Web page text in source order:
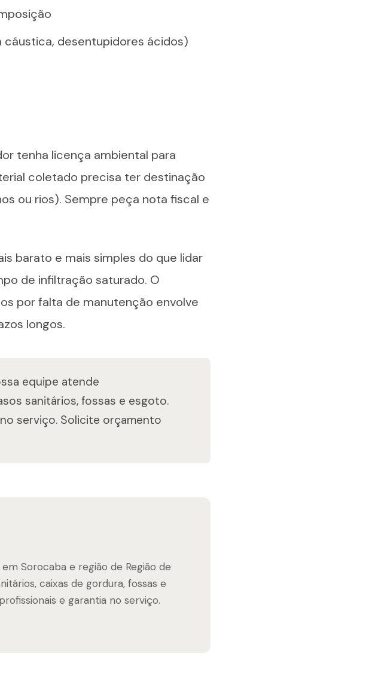
cáustica, desentupidores ácidos)
tenha licença ambiental para
coletado precisa ter destinação
ou rios). Sempre peça nota fiscal e
barato e mais simples do que lidar
de infiltração saturado. O
por falta de manutenção envolve
longos.
equipe atende
sanitários, fossas e esgoto.
serviço. Solicite orçamento
Sorocaba e região de Região de
caixas de gordura, fossas e
e garantia no serviço.